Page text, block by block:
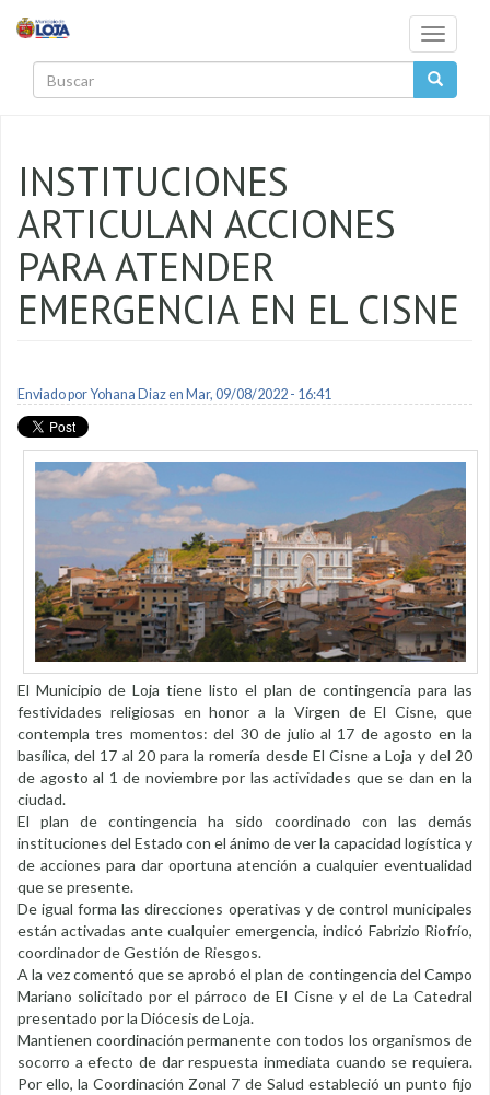
Toggle
INSTITUCIONES
ARTICULAN ACCIONES
PARA ATENDER
EMERGENCIA EN EL CISNE
Enviado porYohana Diazen Mar, 09/08/2022 - 16:41
El Municipio de Loja tiene listo el plan de contingencia para las
festividades religiosas en honor a la Virgen de El Cisne, que
contempla tres momentos: del 30 de julio al 17 de agosto en la
basílica, del 17 al 20 para la romería desde El Cisne a Loja y del 20
de agosto al 1 de noviembre por las actividades que se dan en la
ciudad.
El plan de contingencia ha sido coordinado con las demás
instituciones del Estado con el ánimo de ver la capacidad logística y
de acciones para dar oportuna atención a cualquier eventualidad
que se presente.
De igual forma las direcciones operativas y de control municipales
están activadas ante cualquier emergencia, indicó Fabrizio Riofrío,
coordinador de Gestión de Riesgos.
A la vez comentó que se aprobó el plan de contingencia del Campo
Mariano solicitado por el párroco de El Cisne y el de La Catedral
presentado por la Diócesis de Loja.
Mantienen coordinación permanente con todos los organismos de
socorro a efecto de dar respuesta inmediata cuando se requiera.
Por ello, la Coordinación Zonal 7 de Salud estableció un punto fijo